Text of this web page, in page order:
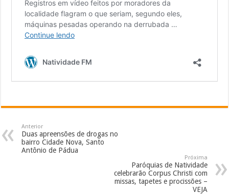
Anterior
Duas apreensões de drogas no
bairro Cidade Nova, Santo
Antônio de Pádua
Próxima
Paróquias de Natividade
celebrarão Corpus Christi com
missas, tapetes e procissões –
VEJA